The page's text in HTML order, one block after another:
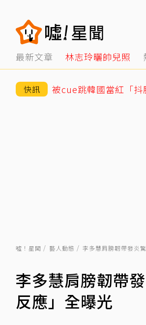
最新文章 林志玲曬帥兒照
快訊 被cue跳韓國當紅「
噓！星聞 藝人動態 李多慧肩膀韌帶發炎
李多慧肩膀韌帶
反應」全曝光